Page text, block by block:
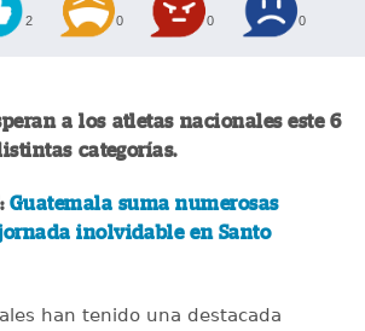
2 0 0 0
a los atletas nacionales este 6
categorías.
Guatemala suma numerosas
inolvidable en Santo
han tenido una destacada